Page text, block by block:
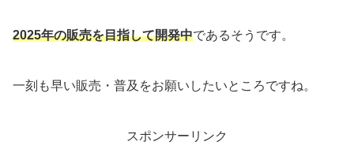
2025年の販売を目指して開発中であるそうです。
一刻も早い販売・普及をお願いしたいところですね。
スポンサーリンク